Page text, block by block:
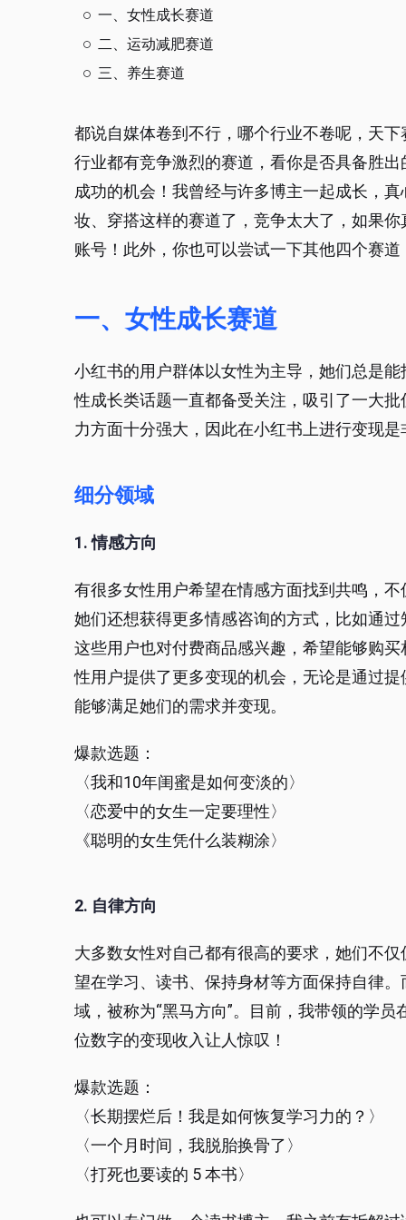
一、女性成长赛道
二、运动减肥赛道
三、养生赛道
都说自媒体卷到不行，哪个行业不卷呢，天
行业都有竞争激烈的赛道，看你是否具备胜
成功的机会！我曾经与许多博主一起成长，
妆、穿搭这样的赛道了，竞争太大了，如果
账号！此外，你也可以尝试一下其他四个赛
一、女性成长赛道
小红书的用户群体以女性为主导，她们总是
性成长类话题一直都备受关注，吸引了一大
力方面十分强大，因此在小红书上进行变现
细分领域
1. 情感方向
有很多女性用户希望在情感方面找到共鸣，
她们还想获得更多情感咨询的方式，比如通
这些用户也对付费商品感兴趣，希望能够购
性用户提供了更多变现的机会，无论是通过
能够满足她们的需求并变现。
爆款选题：
〈我和10年闺蜜是如何变淡的〉
〈恋爱中的女生一定要理性〉
《聪明的女生凭什么装糊涂〉
2. 自律方向
大多数女性对自己都有很高的要求，她们不
望在学习、读书、保持身材等方面保持自律
域，被称为“黑马方向”。目前，我带领的学
位数字的变现收入让人惊叹！
爆款选题：
〈长期摆烂后！我是如何恢复学习力的？〉
〈一个月时间，我脱胎换骨了〉
〈打死也要读的 5 本书〉